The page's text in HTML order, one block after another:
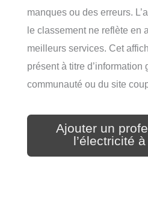
manques ou des erreurs.
le classement ne reflète en
meilleurs services. Cet
présent à titre d’information
communauté ou du site
Ajouter un
l’électricité